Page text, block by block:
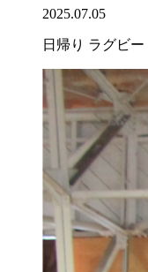
2025.07.05
日帰り ラグビー